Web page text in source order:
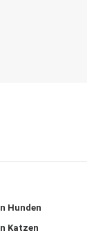
Hunden
Katzen